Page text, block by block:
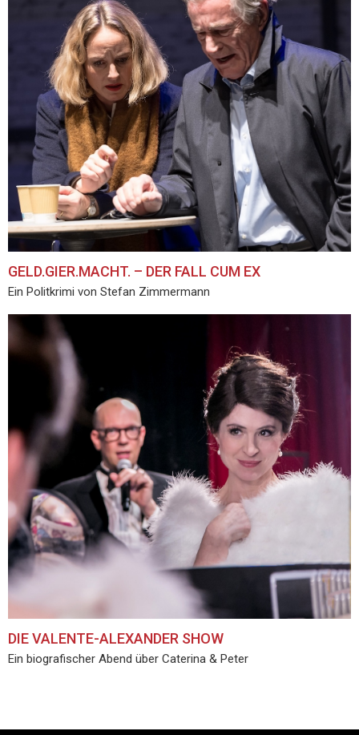
GELD.GIER.MACHT. – DER FALL CUM EX
Ein Politkrimi von Stefan Zimmermann
DIE VALENTE-ALEXANDER SHOW
Ein biografischer Abend über Caterina & Peter